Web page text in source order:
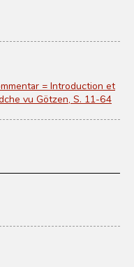
= Introduction et
vu Götzen, S. 11-64